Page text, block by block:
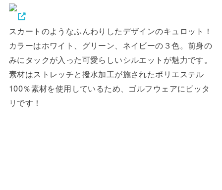
スカートのようなふんわりしたデザインのキュロット！
カラーはホワイト、グリーン、ネイビーの３色。前身の
みにタックが入った可愛らしいシルエットが魅力です。
素材はストレッチと撥水加工が施されたポリエステル
100％素材を使用しているため、ゴルフウェアにピッタ
リです！